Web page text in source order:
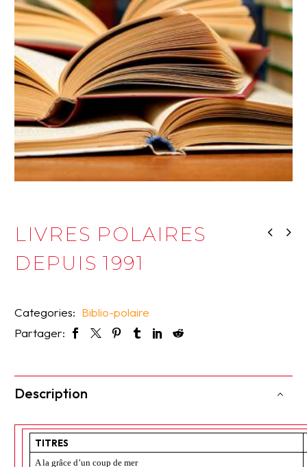
LIVRES POLAIRES
DEPUIS 1991
Categories: Biblio-polaire
Partager:
Description
TITRES
A la grâce d’un coup de mer